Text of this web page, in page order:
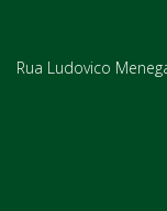
Rua Ludovico